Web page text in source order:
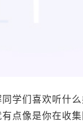
学们喜欢听什
点像是你在收